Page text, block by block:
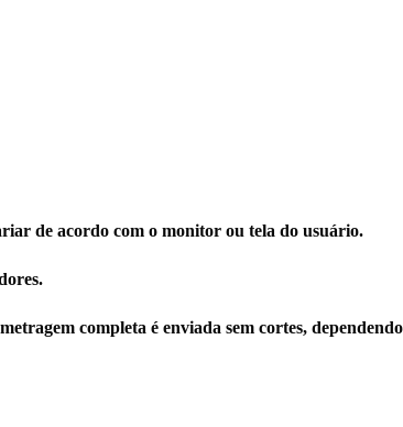
de acordo com o monitor ou tela do usuário.
completa é enviada sem cortes,